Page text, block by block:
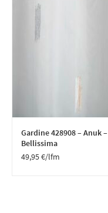
Gardine 428908 – Anuk –
Bellissima
49,95€/lfm